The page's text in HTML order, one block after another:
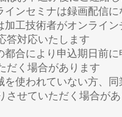
ンセミナは録画配信に
工技術者がオンライ
答対応いたします
合により申込期日前
だく場合があります
使われていない方、
させていただく場合が